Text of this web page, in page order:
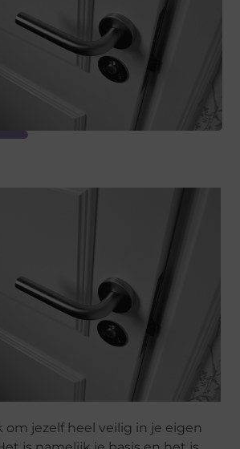
om jezelf heel veilig in je eigen